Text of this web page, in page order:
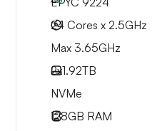
24 Cores x 2.5GHz
Max 3.65GHz
2x1.92TB
NVMe
128GB RAM